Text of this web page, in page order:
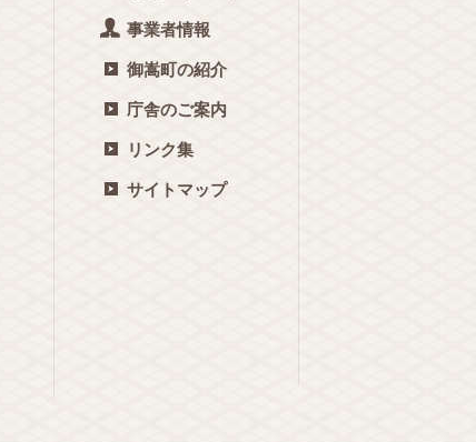
事業者情報
御嵩町の紹介
庁舎のご案内
リンク集
サイトマップ